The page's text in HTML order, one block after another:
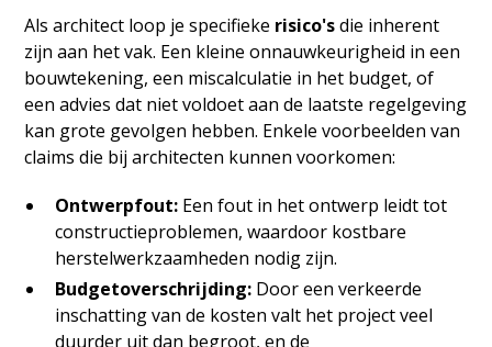
Als architect loop je specifieke risico'sdie inherent
zijn aan het vak. Een kleine onnauwkeurigheid in een
bouwtekening, een miscalculatie in het budget, of
een advies dat niet voldoet aan de laatste regelgeving
kan grote gevolgen hebben. Enkele voorbeelden van
claims die bij architecten kunnen voorkomen:
Ontwerpfout: Een fout in het ontwerp leidt tot
constructieproblemen, waardoor kostbare
herstelwerkzaamheden nodig zijn.
Budgetoverschrijding: Door een verkeerde
inschatting van de kosten valt het project veel
duurder uit dan begroot, en de